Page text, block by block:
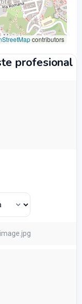
contributors
profesional